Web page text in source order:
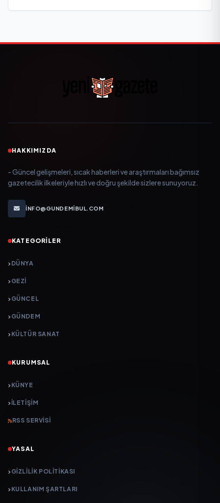
HAKKIMIZDA
- Güncel gelişmeleri, sıcak haberleri ve araştırmaları bağımsız
gazetecilik ilkeleriyle hızlı ve doğru şekilde sizlere sunuyoruz.
INFO@GUNDEMIBUL.COM
KATEGORILER
DÜNYA
GEZI
GÜNCEL
GÜNDEM
KÜLTÜR SANAT
KURUMSAL
KÜNYE
İLETIŞIM
RSS SERVISI
YASAL
GIZLILIK POLITIKASI
KULLANIM ŞARTLARI